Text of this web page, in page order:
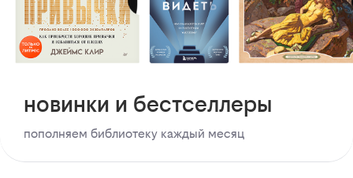
новинки и бестселлеры
пополняем библиотеку каждый месяц